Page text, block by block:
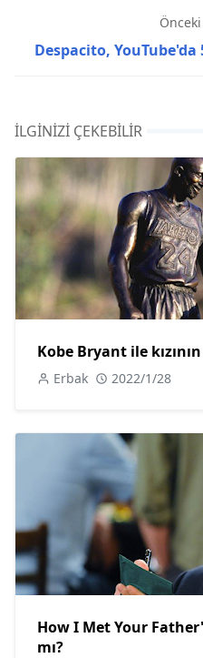
Despacito,
İLGINIZI ÇEKEBILIR
Kobe Bryant ile
Erbak 2022/1/28
How I Met Your
mı?